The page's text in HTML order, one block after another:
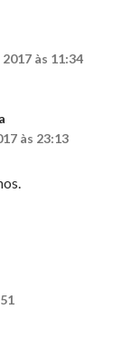
às 11:34
às 23:13